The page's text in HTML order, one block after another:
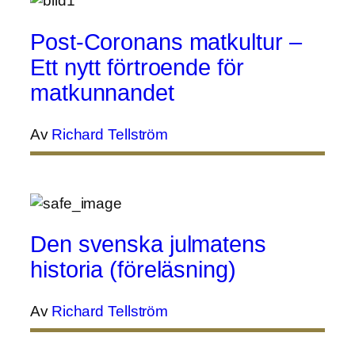
Post-Coronans matkultur –
Ett nytt förtroende för
matkunnandet
Av Richard Tellström
Den svenska julmatens
historia (föreläsning)
Av Richard Tellström